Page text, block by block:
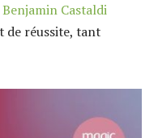
Benjamin Castaldi
de réussite, tant